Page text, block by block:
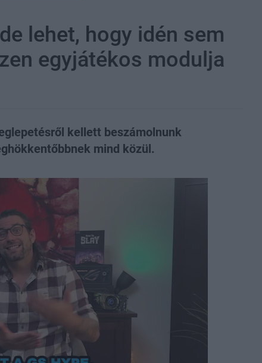
lehet, hogy idén sem
egyjátékos modulja
kellett beszámolnunk
mind közül.